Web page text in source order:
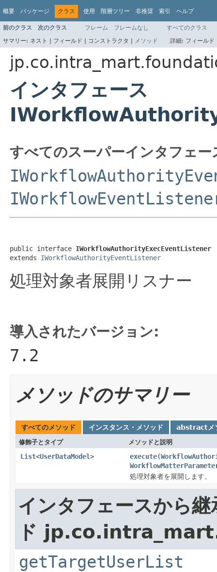
概要 パッケージ クラス 使用 階層ツリー 非推奨 索引 ヘルプ
前のクラス 次のクラス フレーム フレームなし
すべてのクラス
サマリー: ネスト | フィールド | コンストラクタ | メソッド 詳細: フィール
インタフェース
すべてのスーパーインタフェー
public interface IWorkflowAuthorityExecEventListener
extends IWorkflowAuthorityEventListener
処理対象者展開リスナー
導入されたバージョン:
7.2
メソッドのサマリー
すべてのメソッド インスタンス・メソッド abstractメ
修飾子とタイプ メソッドと説明
List<UserDataModel> execute(
処理対象者を展開します。
インタフェースから
ド
getTargetUserList